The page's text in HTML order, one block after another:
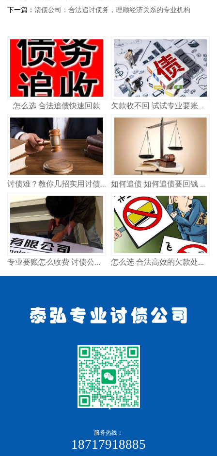
下一篇： 清债公司：合法追讨债务，理顺经济关系的专业机构
怎么选 合法追债快速回款 欠款收不回 试试专业要账公司
讨债难？教你几招实用讨债方法，快速追回欠款 如何追债 如何追债要回钱 实用方法指南
专业要账怎么收费 讨债公司合法吗 怎么选 合法高效的欠款处理方案
服务热线：
18717918885